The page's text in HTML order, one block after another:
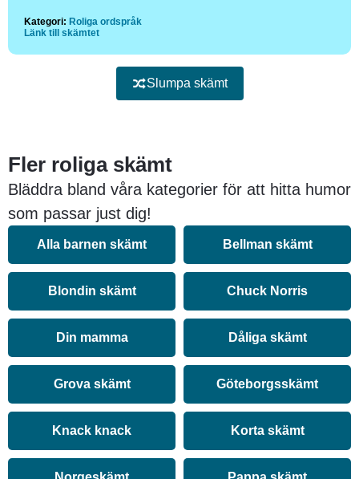
Kategori: Roliga ordspråk
Länk till skämtet
Slumpa skämt
Fler roliga skämt
Bläddra bland våra kategorier för att hitta humor
som passar just dig!
Alla barnen skämt Bellman skämt
Blondin skämt Chuck Norris
Din mamma Dåliga skämt
Grova skämt Göteborgsskämt
Knack knack Korta skämt